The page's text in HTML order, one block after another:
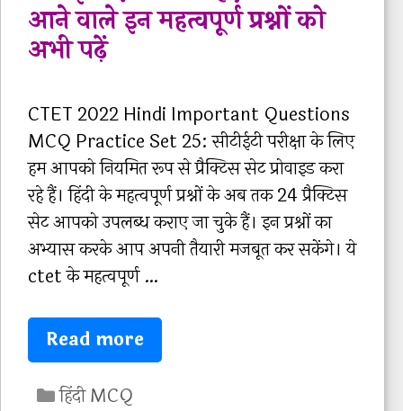
a
,
B
o
o
k
a
n
d
N
o
s
P
D
F
|
|
न्य
आने वाले इन महत्वपूर्ण प्रश्नों को
अभी पढ़ें
CTET 2022 Hindi Important Questions
MCQ Practice Set 25: सीटीईटी परीक्षा के लिए
हम आपको नियमित रूप से प्रैक्टिस सेट प्रोवाइड करा
रहे हैं। हिंदी के महत्वपूर्ण प्रश्नों के अब तक 24 प्रैक्टिस
सेट आपको उपलब्ध कराए जा चुके हैं। इन प्रश्नों का
अभ्यास करके आप अपनी तैयारी मजबूत कर सकेंगे। ये
ctet के महत्वपूर्ण …
Read moreC
T
C
हिंदी MCQ